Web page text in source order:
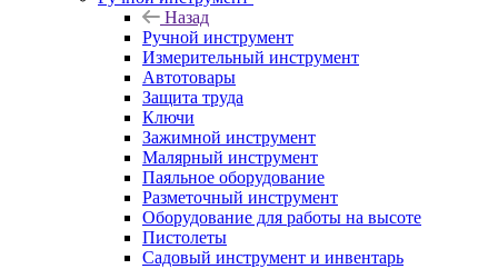
Назад
Ручной инструмент
Измерительный инструмент
Автотовары
Защита труда
Ключи
Зажимной инструмент
Малярный инструмент
Паяльное оборудование
Разметочный инструмент
Оборудование для работы на высоте
Пистолеты
Садовый инструмент и инвентарь